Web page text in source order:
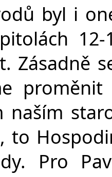
byl i
Zásadně
naším
to
Pro